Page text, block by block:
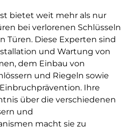
bietet weit mehr als nur
bei verlorenen Schlüsseln
Türen. Diese Experten sind
und Wartung von
dem Einbau von
und Riegeln sowie
Ihre
über die verschiedenen
und
macht sie zu